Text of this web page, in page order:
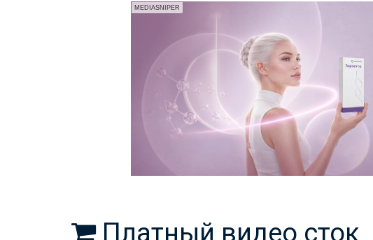
MEDIASNIPER
Платный видео сток